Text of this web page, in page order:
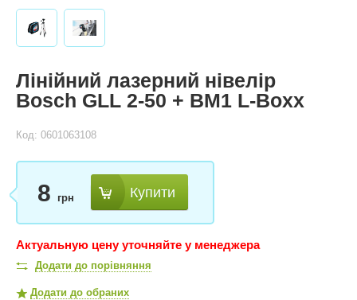
Лінійний лазерний нівелір
Bosch GLL 2-50 + BM1 L-Boxx
Код: 0601063108
8 грн Купити
Актуальную цену уточняйте у менеджера
Додати до порівняння
Додати до обраних